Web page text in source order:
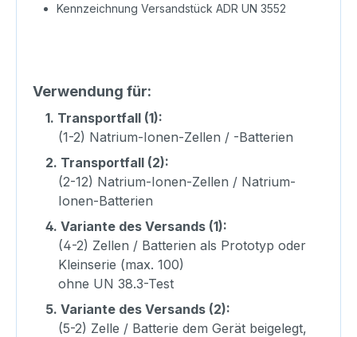
Kennzeichnung Versandstück ADR UN 3552
Verwendung für:
1. Transportfall (1):
(1-2) Natrium-Ionen-Zellen / -Batterien
2. Transportfall (2):
(2-12) Natrium-Ionen-Zellen / Natrium-
Ionen-Batterien
4. Variante des Versands (1):
(4-2) Zellen / Batterien als Prototyp oder
Kleinserie (max. 100)
ohne UN 38.3-Test
5. Variante des Versands (2):
(5-2) Zelle / Batterie dem Gerät beigelegt,